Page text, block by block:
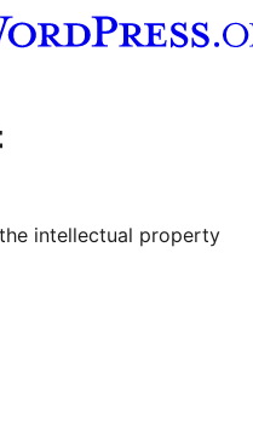
Kanal besuchen
Tumblr-Konto besuchen
intellectual property